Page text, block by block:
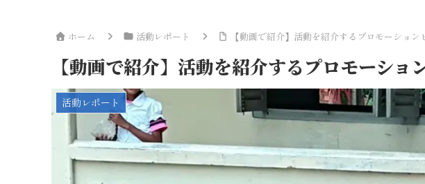
ホーム 活動レポート 【動画で紹介】活動を紹介するプロモーション
【動画で紹介】活動を紹介するプロモーショ
活動レポート